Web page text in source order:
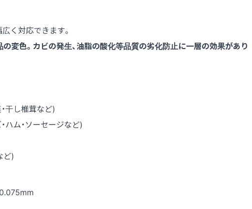
く対応できます。
の変色。カビの発生、油脂の酸化等品質の劣化防止に一層の効果があり
干し椎茸など)
ハム・ソーセージなど)
ど)